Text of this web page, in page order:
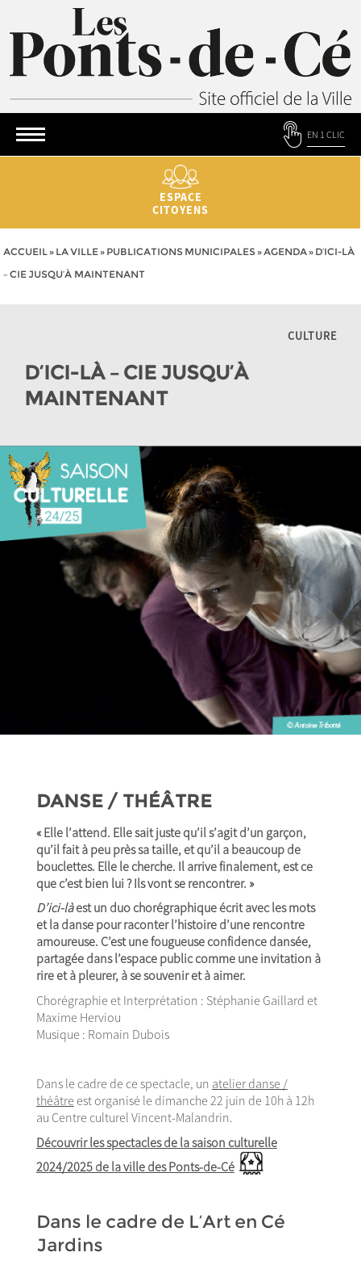
EN 1 CLIC
ESPACE
CITOYENS
ACCUEIL» LA VILLE» PUBLICATIONS MUNICIPALES»AGENDA» D’ICI-LÀ
– CIE JUSQU’À MAINTENANT
CULTURE
D’ICI-LÀ – CIE JUSQU’À
MAINTENANT
DANSE / THÉÂTRE
« Elle l’attend. Elle sait juste qu’il s’agit d’un garçon,
qu’il fait à peu près sa taille, et qu’il a beaucoup de
bouclettes. Elle le cherche. Il arrive finalement, est ce
que c’est bien lui ? Ils vont se rencontrer. »
D’ici-làest un duo chorégraphique écrit avec les mots
et la danse pour raconter l’histoire d’une rencontre
amoureuse. C’est une fougueuse confidence dansée,
partagée dans l’espace public comme une invitation à
rire et à pleurer, à se souvenir et à aimer.
Chorégraphie et Interprétation : Stéphanie Gaillard et
Maxime Herviou
Musique : Romain Dubois
Dans le cadre de ce spectacle, un atelier danse /
théâtre est organisé le dimanche 22 juin de 10h à 12h
au Centre culturel Vincent-Malandrin.
Découvrir les spectacles de la saison culturelle
2024/2025 de la ville des Ponts-de-Cé
Dans le cadre de L’Art en Cé
Jardins